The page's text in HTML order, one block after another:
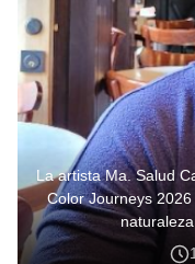
La artista Ma. Salud
Color Journeys